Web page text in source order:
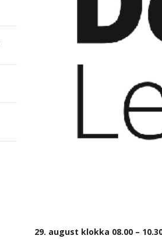
29. august klokka 08.00 –